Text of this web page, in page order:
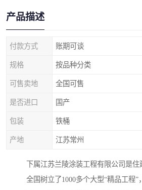
产品描述
付款方式 账期可谈
规格 按品种分类
可售卖地 全国可售
是否进口 国产
包装 铁桶
产地 江苏常州
下属江苏兰陵涂装工程有限公司是
全国树立了1000多个大型“精品工程”